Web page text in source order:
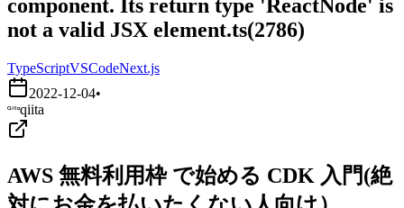
component. Its return type 'ReactNode' is
not a valid JSX element.ts(2786)
TypeScriptVSCodeNext.js
2022-12-04•
qiita
AWS 無料利用枠 で始める CDK 入門(絶